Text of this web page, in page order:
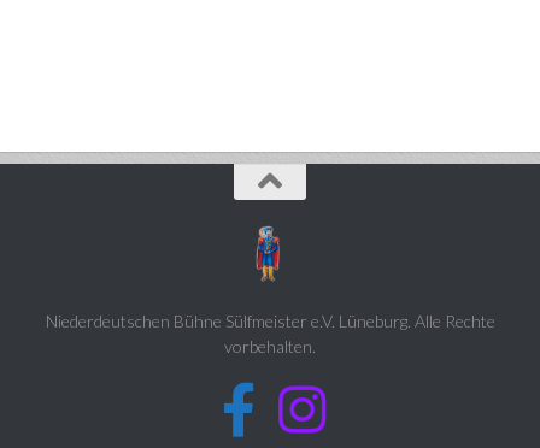
Niederdeutschen Bühne Sülfmeister e.V. Lüneburg. Alle Rechte
vorbehalten.